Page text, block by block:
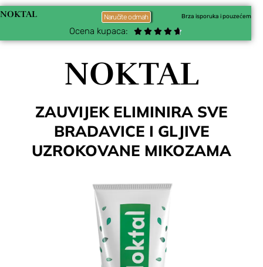
NOKTAL Naručite odmah Brza isporuka i pouzećem
Ocena kupaca:     
NOKTAL
ZAUVIJEK ELIMINIRA SVE
BRADAVICE I GLJIVE
UZROKOVANE MIKOZAMA